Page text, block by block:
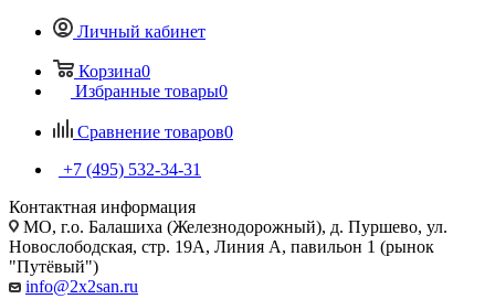
Личный кабинет
Корзина0
Избранные товары0
Сравнение товаров0
+7 (495) 532‑34‑31
Контактная информация
МО, г.о. Балашиха (Железнодорожный), д. Пуршево, ул.
Новослободская, стр. 19А, Линия А, павильон 1 (рынок
"Путёвый")
info@2x2san.ru